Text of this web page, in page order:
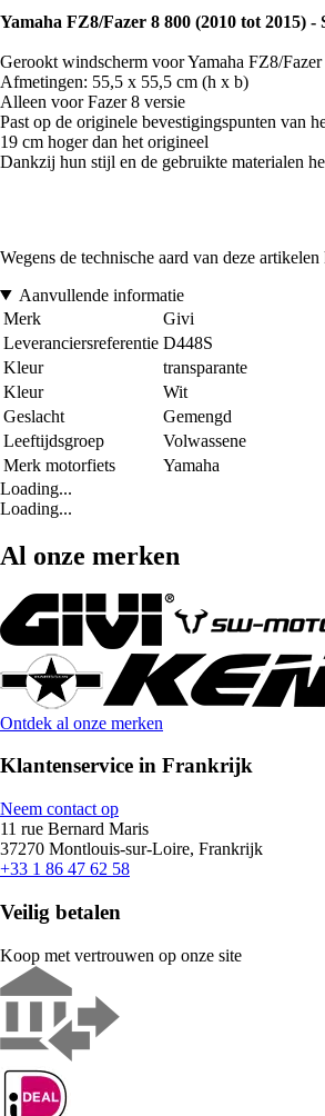
Yamaha FZ8/Fazer 8 800 (2010 tot 2015) -
Gerookt windscherm voor Yamaha FZ8/
Afmetingen: 55,5 x 55,5 cm (h x b)
Alleen voor Fazer 8 versie
Past op de originele bevestigingspunten van
19 cm hoger dan het origineel
Dankzij hun stijl en de gebruikte materialen
Wegens de technische aard van deze
Aanvullende informatie
Merk
Givi
Leveranciersreferentie D448S
Kleur
transparante
Kleur
Wit
Geslacht
Gemengd
Leeftijdsgroep
Volwassene
Merk motorfiets
Yamaha
Loading...
Loading...
Al onze merken
Ontdek al onze merken
Klantenservice in Frankrijk
Neem contact op
11 rue Bernard Maris
37270 Montlouis-sur-Loire, Frankrijk
+33 1 86 47 62 58
Veilig betalen
Koop met vertrouwen op onze site